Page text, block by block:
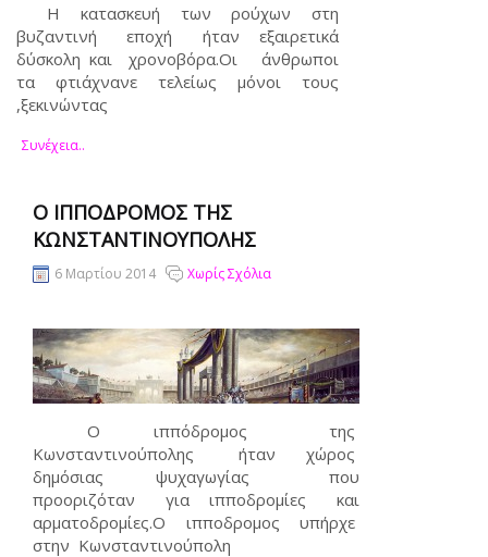
Η κατασκευή των ρούχων στη
βυζαντινή εποχή ήταν εξαιρετικά
δύσκολη και χρονοβόρα.Οι άνθρωποι
τα φτιάχνανε τελείως μόνοι τους
,ξεκινώντας
Συνέχεια..
Ο ΙΠΠΌΔΡΟΜΟΣ ΤΗΣ
ΚΩΝΣΤΑΝΤΙΝΟΎΠΟΛΗΣ
6 Μαρτίου 2014 Χωρίς Σχόλια
Ο ιππόδρομος της
Κωνσταντινούπολης ήταν χώρος
δημόσιας ψυχαγωγίας που
προοριζόταν για ιπποδρομίες και
αρματοδρομίες.Ο ιπποδρομος υπήρχε
στην Κωνσταντινούπολη